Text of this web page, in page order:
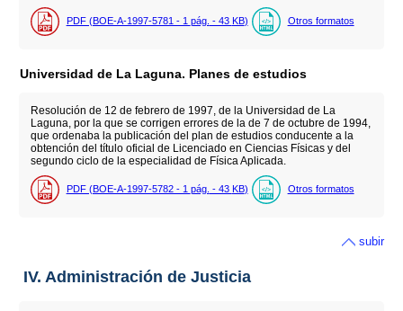
PDF (BOE-A-1997-5781 - 1 pág. - 43 KB) Otros formatos
Universidad de La Laguna. Planes de estudios
Resolución de 12 de febrero de 1997, de la Universidad de La
Laguna, por la que se corrigen errores de la de 7 de octubre de 1994,
que ordenaba la publicación del plan de estudios conducente a la
obtención del título oficial de Licenciado en Ciencias Físicas y del
segundo ciclo de la especialidad de Física Aplicada.
PDF (BOE-A-1997-5782 - 1 pág. - 43 KB) Otros formatos
subir
IV. Administración de Justicia